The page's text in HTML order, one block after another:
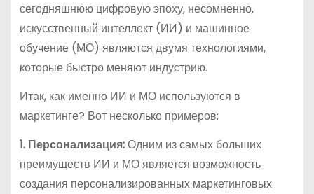
сегодняшнюю цифровую эпоху, несомненно,
искусственный интеллект (ИИ) и машинное
обучение (МО) являются двумя технологиями,
которые быстро меняют индустрию.
Итак, как именно ИИ и МО используются в
маркетинге? Вот несколько примеров:
1. Персонализация:Одним из самых больших
преимуществ ИИ и МО является возможность
создания персонализированных маркетинговых